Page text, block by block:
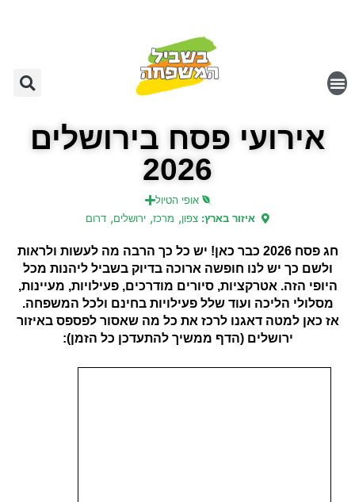
אירועי פסח בירושלים
2026
אופי הטיול
איזור בארץ: צפון, מרכז, ירושלים, דרום
חג פסח 2026 כבר כאן! יש כל כך הרבה מה לעשות ולראות
ולשם כך יש לנו חופשה ארוכה בדיוק בשביל ליהנות מכל
היופי הזה. אטרקציות, סיורים מודרכים, פעילויות, מעיינות,
מסלולי הליכה ועוד שלל פעילויות בחינם ולכל המשפחה.
אז כאן למטה דאגנו לרכז את כל מה שאסור לפספס באיזור
ירושלים (הדף ממשיך להתעדכן כל הזמן):